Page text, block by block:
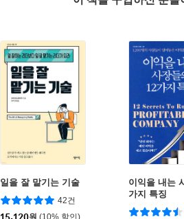
일을 잘 맡기는 기술
42건
15,120원 (10% 할인)
이익을 내는
가지 특징